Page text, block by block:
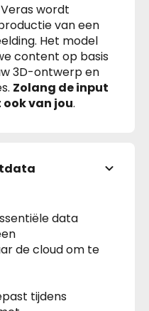
wordt
van een
Het model
content op basis
3D-ontwerp en
Zolang de input
van jou.
data
de cloud om te
tijdens